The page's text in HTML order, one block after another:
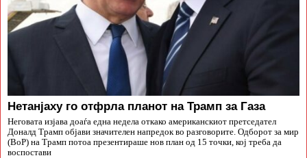
Нетанјаху го отфрла планот на Трамп за Газа
Неговата изјава доаѓа една недела откако американскиот претседател
Доналд Трамп објави значителен напредок во разговорите. Одборот за мир
(BoP) на Трамп потоа презентираше нов план од 15 точки, кој треба да
воспостави